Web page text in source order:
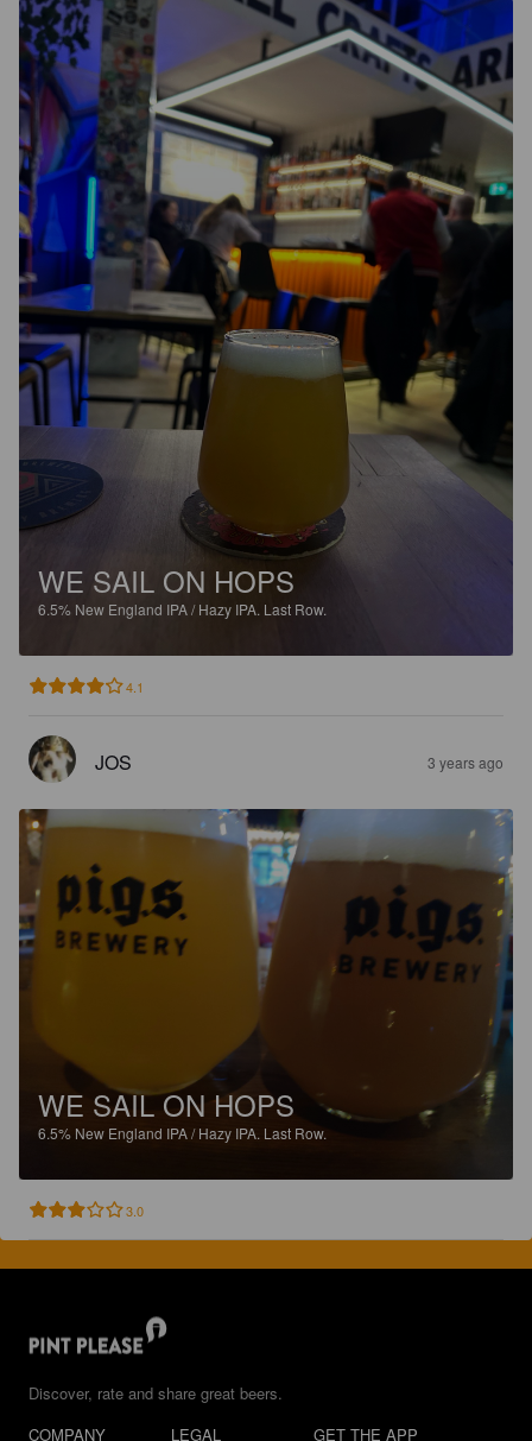
WE SAIL ON HOPS
6.5% New England IPA / Hazy IPA. Last Row.
4.1
JOS 3 years ago
WE SAIL ON HOPS
6.5% New England IPA / Hazy IPA. Last Row.
3.0
Discover, rate and share great beers.
COMPANY
LEGAL GET THE APP